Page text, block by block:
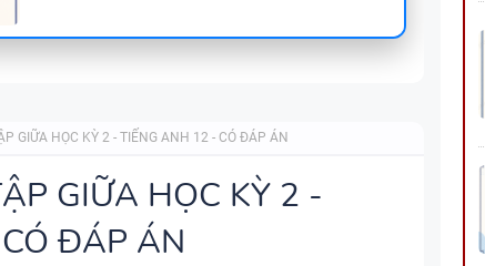
UNIT - TIẾNG ANH 7 - GLOBAL
GIỮA HỌC KỲ 2 - TIẾNG ANH 12 - CÓ ĐÁP ÁN
GIỮA HỌC KỲ 2 -
ĐÁP ÁN